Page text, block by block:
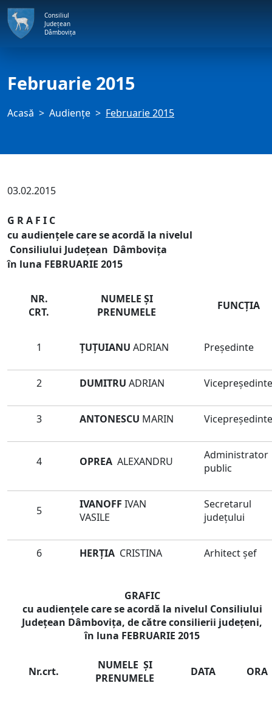
Consiliul
Județean
Dâmbovița
Februarie 2015
Acasă Audienţe Februarie 2015
03.02.2015
G R A F I C
cu audienţele care se acordă la nivelul
Consiliului Judeţean Dâmboviţa
în luna FEBRUARIE 2015
NR.
CRT.
NUMELE ŞI
PRENUMELE
FUNCŢIA
1 ȚUȚUIANU ADRIAN Preşedinte
2 DUMITRU ADRIAN Vicepreședinte
3 ANTONESCU MARIN Vicepreședinte
4 OPREA ALEXANDRU
Administrator
public
5 IVANOFF IVAN
VASILE
Secretarul
judeţului
6 HERȚIA CRISTINA Arhitect șef
GRAFIC
cu audienţele care se acordă la nivelul Consiliului
Judeţean Dâmboviţa, de către consilierii județeni,
în luna FEBRUARIE 2015
Nr.crt.
NUMELE ŞI
PRENUMELE
DATA ORA